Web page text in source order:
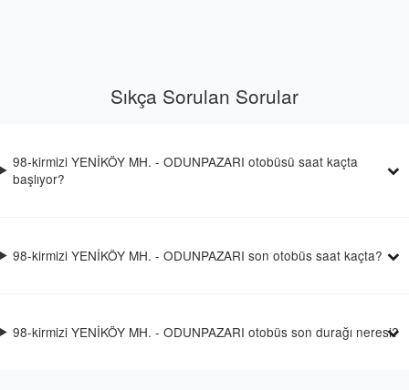
Sıkça Sorulan Sorular
98-kirmizi YENİKÖY MH. - ODUNPAZARI otobüsü saat kaçta
başlıyor?
98-kirmizi YENİKÖY MH. - ODUNPAZARI son otobüs saat kaçta?
98-kirmizi YENİKÖY MH. - ODUNPAZARI otobüs son durağı neresi?